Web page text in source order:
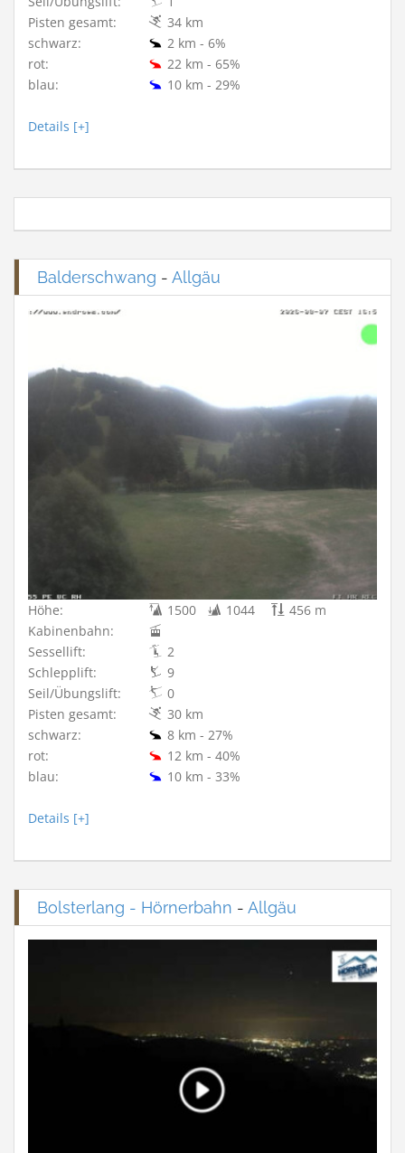
Pisten gesamt:
34 km
schwarz:
2 km - 6%
rot:
22 km - 65%
blau:
10 km - 29%
Details [+]
Balderschwang - Allgäu
Höhe: 1500 1044
456 m
Kabinenbahn:
Sessellift:
2
Schlepplift:
9
Seil/Übungslift:
0
Pisten gesamt:
30 km
schwarz:
8 km - 27%
rot:
12 km - 40%
blau:
10 km - 33%
Details [+]
Bolsterlang - Hörnerbahn - Allgäu